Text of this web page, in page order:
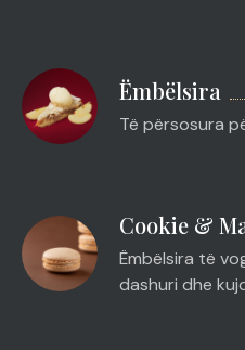
Ëmbëlsira
Të përsosura
Cookie &
Ëmbëlsira të
dashuri dhe